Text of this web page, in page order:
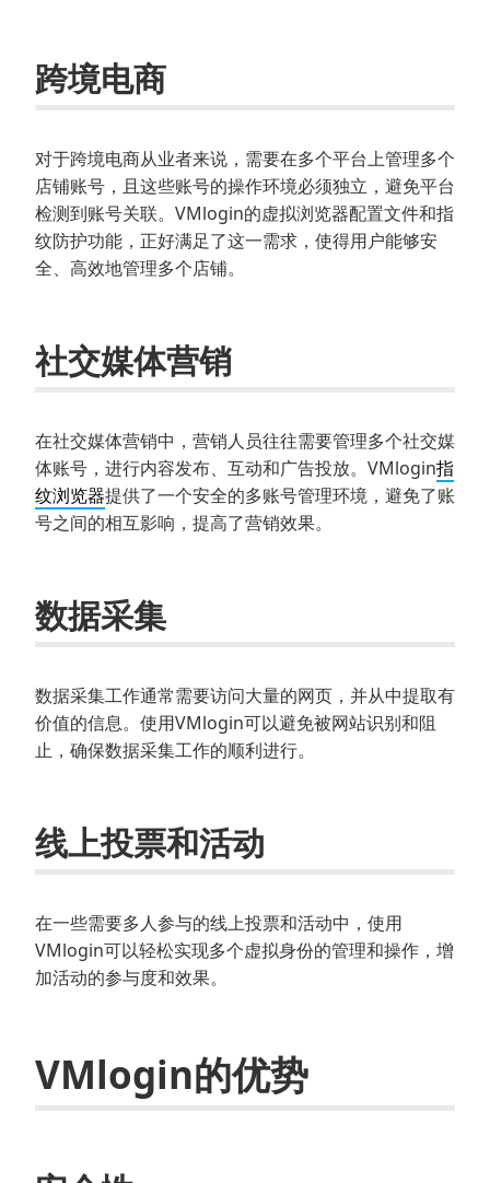
跨境电商
对于跨境电商从业者来说，需要在多个平台上管理多个
店铺账号，且这些账号的操作环境必须独立，避免平台
检测到账号关联。VMlogin的虚拟浏览器配置文件和指
纹防护功能，正好满足了这一需求，使得用户能够安
全、高效地管理多个店铺。
社交媒体营销
在社交媒体营销中，营销人员往往需要管理多个社交媒
体账号，进行内容发布、互动和广告投放。VMlogin指
纹浏览器提供了一个安全的多账号管理环境，避免了账
号之间的相互影响，提高了营销效果。
数据采集
数据采集工作通常需要访问大量的网页，并从中提取有
价值的信息。使用VMlogin可以避免被网站识别和阻
止，确保数据采集工作的顺利进行。
线上投票和活动
在一些需要多人参与的线上投票和活动中，使用
VMlogin可以轻松实现多个虚拟身份的管理和操作，增
加活动的参与度和效果。
VMlogin的优势